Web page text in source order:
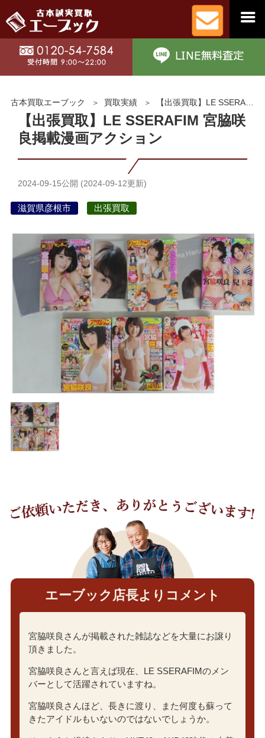
古本買取エーブック 買取実績 【出張買取】LE SSERAFIM 宮脇咲良掲載漫画アクション
【出張買取】LE SSERAFIM 宮脇咲
良掲載漫画アクション
2024-09-15公開 (2024-09-12更新)
滋賀県彦根市 出張買取
エーブック店長よりコメント
宮脇咲良さんが掲載された雑誌などを大量にお譲り
頂きました。
宮脇咲良さんと言えば現在、LE SSERAFIMのメン
バーとして活躍されていますね。
宮脇咲良さんほど、長きに渡り、また何度も蘇って
きたアイドルもいないのではないでしょうか。